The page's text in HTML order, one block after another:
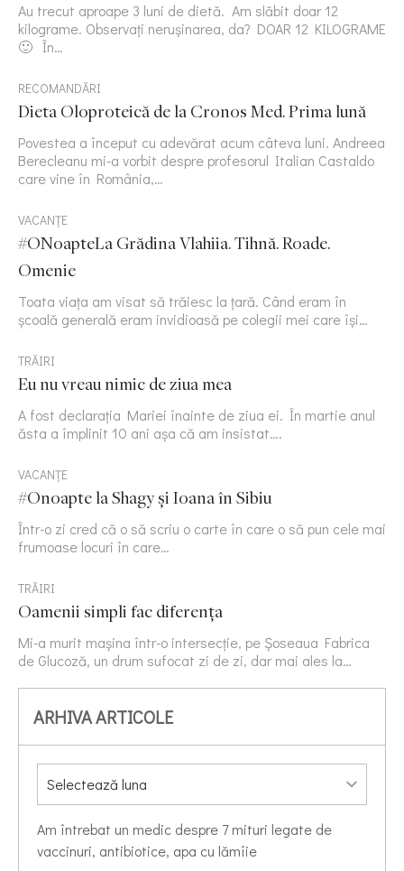
Au trecut aproape 3 luni de dietă. Am slăbit doar 12
kilograme. Observați nerușinarea, da? DOAR 12 KILOGRAME
🙂 În…
RECOMANDĂRI
Dieta Oloproteică de la Cronos Med. Prima lună
Povestea a început cu adevărat acum câteva luni. Andreea
Berecleanu mi-a vorbit despre profesorul Italian Castaldo
care vine în România,…
VACANȚE
#ONoapteLa Grădina Vlahiia. Tihnă. Roade.
Omenie
Toata viața am visat să trăiesc la țară. Când eram în
școală generală eram invidioasă pe colegii mei care își…
TRĂIRI
Eu nu vreau nimic de ziua mea
A fost declarația Mariei înainte de ziua ei. În martie anul
ăsta a împlinit 10 ani așa că am insistat….
VACANȚE
#Onoapte la Shagy și Ioana în Sibiu
Într-o zi cred că o să scriu o carte în care o să pun cele mai
frumoase locuri în care…
TRĂIRI
Oamenii simpli fac diferența
Mi-a murit mașina într-o intersecție, pe Șoseaua Fabrica
de Glucoză, un drum sufocat zi de zi, dar mai ales la…
ARHIVA ARTICOLE
Am întrebat un medic despre 7 mituri legate de
vaccinuri, antibiotice, apa cu lămîie